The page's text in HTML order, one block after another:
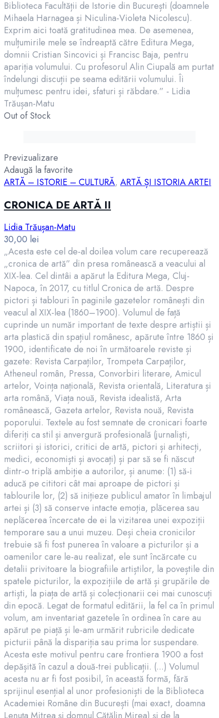
Biblioteca Facultății de Istorie din București (doamnele
Mihaela Harnagea și Niculina-Violeta Nicolescu).
Exprim aici toată gratitudinea mea. De asemenea,
mulțumirile mele se îndreaptă către Editura Mega,
domnii Cristian Sincovici și Francisc Baja, pentru
apariția volumului. Cu profesorul Alin Ciupală am purtat
îndelungi discuții pe seama editării volumului. Îi
mulțumesc pentru idei, sfaturi și răbdare.” - Lidia
Trăușan-Matu
Out of Stock
Previzualizare
Adaugă la favorite
ARTĂ – ISTORIE – CULTURĂ, ARTĂ ȘI ISTORIA ARTEI
CRONICA DE ARTĂ II
Lidia Trăușan-Matu
30,00 lei
„Acesta este cel de-al doilea volum care recuperează
„cronica de artă” din presa românească a veacului al
XIX-lea. Cel dintâi a apărut la Editura Mega, Cluj-
Napoca, în 2017, cu titlul Cronica de artă. Despre
pictori și tablouri în paginile gazetelor românești din
veacul al XIX-lea (1860–1900). Volumul de față
cuprinde un număr important de texte despre artiștii și
arta plastică din spațiul românesc, apărute între 1860 și
1900, identificate de noi în următoarele reviste și
gazete: Revista Carpaților, Trompeta Carpaților,
Atheneul român, Pressa, Convorbiri literare, Amicul
artelor, Voința națională, Revista orientală, Literatura și
arta română, Viața nouă, Revista idealistă, Arta
românească, Gazeta artelor, Revista nouă, Revista
poporului. Textele au fost semnate de cronicari foarte
diferiți ca stil și anvergură profesională (jurnaliști,
scriitori și istorici, critici de artă, pictori și arhitecți,
medici, economiști și avocați) și par să se fi născut
dintr‑o triplă ambiție a autorilor, și anume: (1) să-i
aducă pe cititori cât mai aproape de pictori și
tablourile lor, (2) să inițieze publicul amator în limbajul
artei și (3) să conserve intacte emoția, plăcerea sau
neplăcerea încercate de ei la vizitarea unei expoziții
temporare sau a unui muzeu. Deși cheia cronicilor
trebuie să fi fost punerea în valoare a picturilor și a
oamenilor care le-au realizat, ele sunt încărcate cu
detalii privitoare la biografiile artiștilor, la poveștile din
spatele picturilor, la expozițiile de artă și grupările de
artiști, la piața de artă și colecționarii cei mai cunoscuți
din epocă. Legat de formatul editării, la fel ca în primul
volum, am inventariat gazetele în ordinea în care au
apărut pe piață și le-am urmărit rubricile dedicate
picturii până la dispariția sau prima lor suspendare.
Acesta este motivul pentru care frontiera 1900 a fost
depășită în cazul a două-trei publicații. (...) Volumul
acesta nu ar fi fost posibil, în această formă, fără
sprijinul esențial al unor profesioniști de la Biblioteca
Academiei Române din București (mai exact, doamna